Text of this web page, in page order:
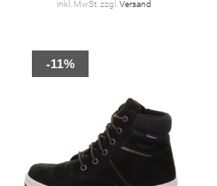
inkl. MwSt. zzgl. Versand
-11%